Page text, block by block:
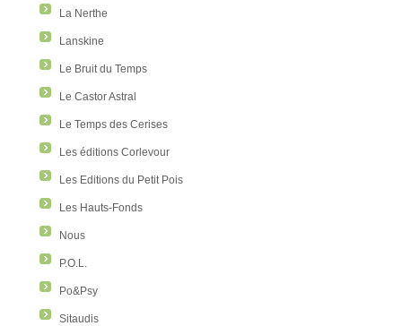
La Nerthe
Lanskine
Le Bruit du Temps
Le Castor Astral
Le Temps des Cerises
Les éditions Corlevour
Les Editions du Petit Pois
Les Hauts-Fonds
Nous
P.O.L.
Po&Psy
Sitaudis